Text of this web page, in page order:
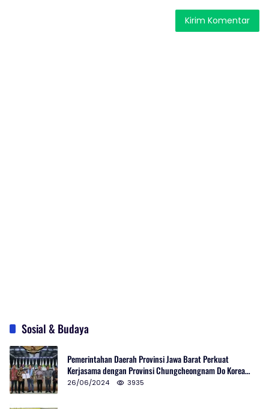
Sosial & Budaya
Pemerintahan Daerah Provinsi Jawa Barat Perkuat
Kerjasama dengan Provinsi Chungcheongnam Do Korea
Selatan
26/06/2024 3935